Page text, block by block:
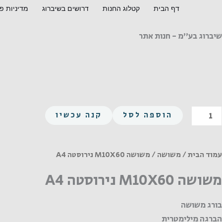
דף הבית קטלוג החנות דרושים בשיברוג מדיניות
שיברוג בע"מ - חנות אתר
כמות
של
M10X60
A4
הוספה לסל קנה עכשיו
עמוד הבית/משושה/ משושה M10X60 נירוסטה A4
משושה M10X60 נירוסטה A4
בורג משושה
הברגה מילימטרית